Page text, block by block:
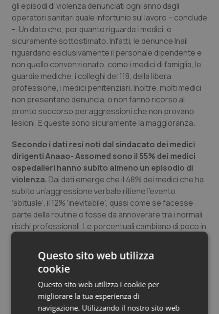
Tumori del Polmone & Testa Collo
Tumori gastrointestinali
Ulcera & Reflusso
Vaccini
gli episodi di violenza denunciati ogni anno dagli
operatori sanitari quale infortunio sul lavoro – conclude
-. Un dato che, per quanto riguarda i medici, è
sicuramente sottostimato. Infatti, le denunce Inail
riguardano esclusivamente il personale dipendente e
non quello convenzionato, come i medici di famiglia, le
guardie mediche, i colleghi del 118, della libera
professione, i medici penitenziari. Inoltre, molti medici
non presentano denuncia, o non fanno ricorso al
pronto soccorso per aggressioni che non provano
lesioni. E queste sono sicuramente la maggioranza.
Secondo i dati resi noti dal sindacato dei medici
dirigenti Anaao- Assomed sono il 55% dei medici
ospedalieri hanno subito almeno un episodio di
violenza. Dai dati emerge che il 48% dei medici che ha
subito un’aggressione verbale ritiene l’evento
‘abituale’, il 12% ‘inevitabile’, quasi come se facesse
parte della routine o fosse da annoverare tra i normali
rischi professionali. Le percentuali cambiano di poco in
ritiene l’evento ‘inevitabile’, il 42% lo considera
‘abituale’.
“Dobbiamo tutti cambiare il nostro modo di pensare”,
dice Anelli. “La violenza non deve diventare un fatto
normale, quasi banale, da accettarsi come rischio
Questo sito web utilizza
cookie
Questo sito web utilizza i cookie per
migliorare la tua esperienza di
navigazione. Utilizzando il nostro sito web